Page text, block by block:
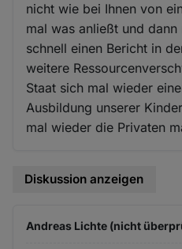
nicht wie bei Ihnen von
mal was anließt und dann
schnell einen Bericht in
weitere
Staat sich mal wieder
Ausbildung unserer
mal wieder die Privaten
Diskussion anzeigen
Andreas Lichte (nicht